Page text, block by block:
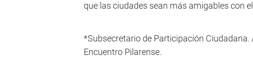
que las ciudades sean más amigables con
*Subsecretario de Participación
Encuentro Pilarense.